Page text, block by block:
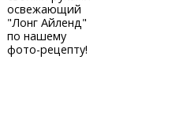
освежающий
"Лонг Айленд"
по нашему
фото-рецепту!